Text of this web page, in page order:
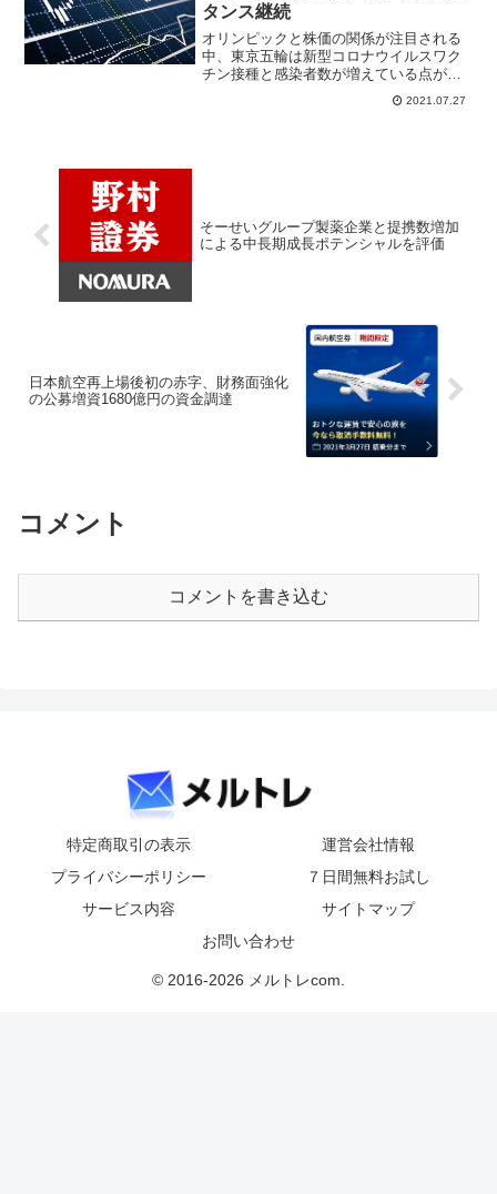
タンス継続
オリンピックと株価の関係が注目される
中、東京五輪は新型コロナウイルスワク
チン接種と感染者数が増えている点が日
経平均株価下落の原因のひとつになって
いる。ゴールドマンサックスは1年後の
2021.07.27
そーせいグループ製薬企業と提携数増加
による中長期成長ポテンシャルを評価
日本航空再上場後初の赤字、財務面強化
の公募増資1680億円の資金調達
コメント
コメントを書き込む
特定商取引の表示
運営会社情報
プライバシーポリシー
７日間無料お試し
サービス内容
サイトマップ
お問い合わせ
© 2016-2026 メルトレcom.